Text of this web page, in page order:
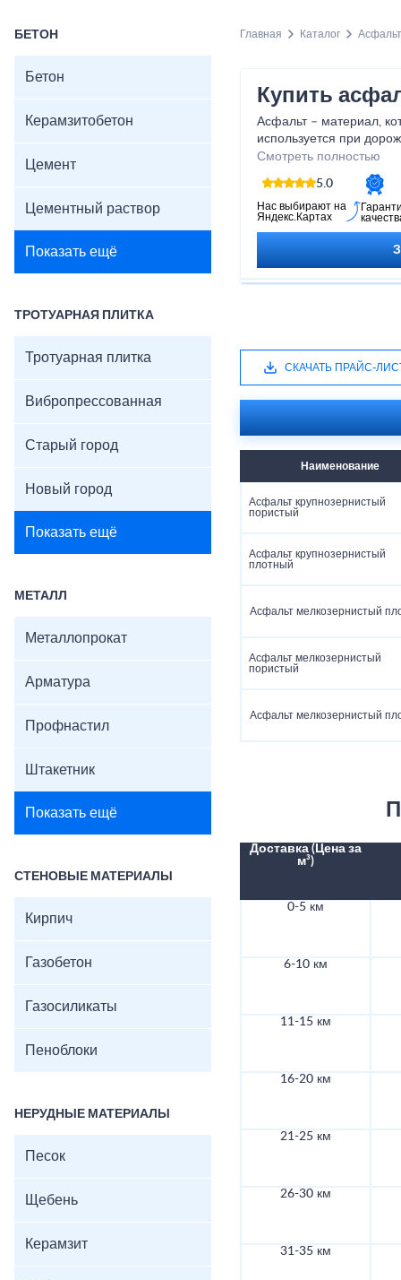
БЕТОН
Бетон
Керамзитобетон
Цемент
Цементный раствор
Показать ещё
ТРОТУАРНАЯ ПЛИТКА
Тротуарная плитка
Вибропрессованная
Старый город
Новый город
Показать ещё
МЕТАЛЛ
Металлопрокат
Арматура
Профнастил
Штакетник
Показать ещё
СТЕНОВЫЕ МАТЕРИАЛЫ
Кирпич
Газобетон
Газосиликаты
Пеноблоки
НЕРУДНЫЕ МАТЕРИАЛЫ
Песок
Щебень
Керамзит
Главная Каталог Асфальт
Купить
Асфальт – материал,
используется при
разделяется на
типов. Его основа –
также битум и
компания занимается
качественного
Смотреть полностью
5.0
Нас выбирают на
Яндекс.Картах
СКАЧАТЬ ПРАЙС-
Наименование
Асфальт крупнозернистый
пористый
Асфальт крупнозернистый
плотный
Асфальт мелкозернистый
Асфальт мелкозернистый
пористый
Асфальт мелкозернистый
Доставка (Цена за
м³)
0-5 км
6-10 км
11-15 км
16-20 км
21-25 км
26-30 км
31-35 км